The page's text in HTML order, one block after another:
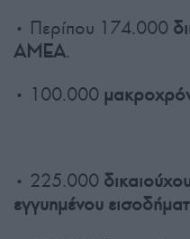
• Περίπου 174.000
ΑΜΕΑ.
• 100.000
• 225.000
εγγυημένου